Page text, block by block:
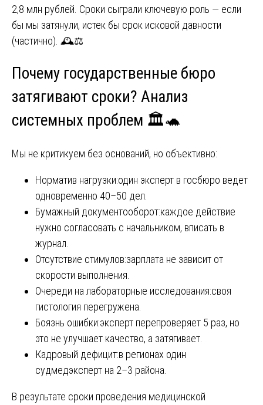
2,8 млн рублей. Сроки сыграли ключевую роль — если
бы мы затянули, истек бы срок исковой давности
(частично). 🕰️⚖️
Почему государственные бюро
затягивают сроки? Анализ
системных проблем 🏛️🐢
Мы не критикуем без оснований, но объективно:
Норматив нагрузки:один эксперт в госбюро ведет
одновременно 40–50 дел.
Бумажный документооборот:каждое действие
нужно согласовать с начальником, вписать в
журнал.
Отсутствие стимулов:зарплата не зависит от
скорости выполнения.
Очереди на лабораторные исследования:своя
гистология перегружена.
Боязнь ошибки:эксперт перепроверяет 5 раз, но
это не улучшает качество, а затягивает.
Кадровый дефицит:в регионах один
судмедэксперт на 2–3 района.
В результате сроки проведения медицинской